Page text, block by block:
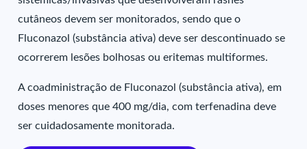
cutâneos devem ser monitorados, sendo que o
Fluconazol (substância ativa) deve ser descontinuado se
ocorrerem lesões bolhosas ou eritemas multiformes.
A coadministração de Fluconazol (substância ativa), em
doses menores que 400 mg/dia, com terfenadina deve
ser cuidadosamente monitorada.